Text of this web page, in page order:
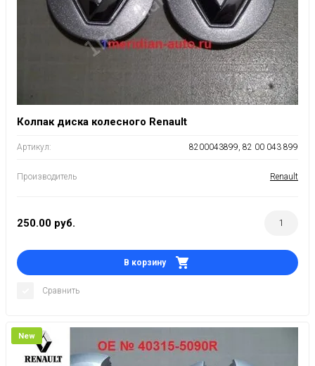
Колпак диска колесного Renault
Артикул: 8200043899, 82 00 043 899
Производитель Renault
250.00 руб.
В корзину
Сравнить
New